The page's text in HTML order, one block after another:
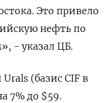
Это привело
нефть по
- указал ЦБ.
(базис CIF в
7% до $59.